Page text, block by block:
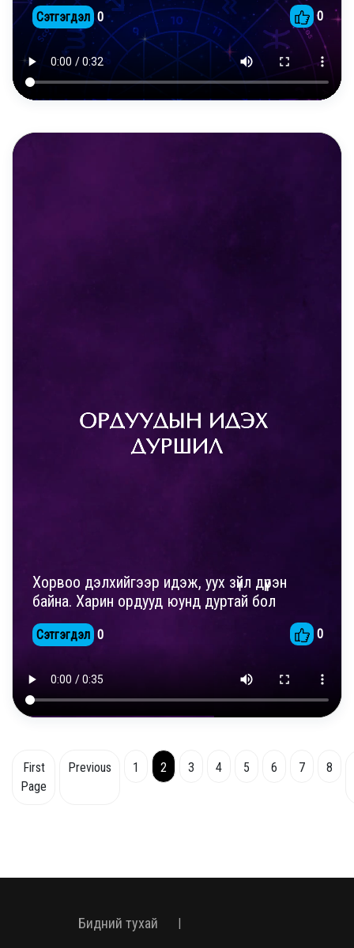
Сэтгэгдэл 0 0
Хорвоо дэлхийгээр идэж, уух зүйл дүүрэн
байна. Харин ордууд юунд дуртай бол
Сэтгэгдэл 0 0
First
Page
Previous 1 2 3 4 5 6 7 8
Бидний тухай |